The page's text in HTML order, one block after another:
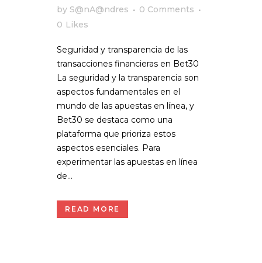
by S@nA@ndres
0 Comments
0 Likes
Seguridad y transparencia de las
transacciones financieras en Bet30
La seguridad y la transparencia son
aspectos fundamentales en el
mundo de las apuestas en línea, y
Bet30 se destaca como una
plataforma que prioriza estos
aspectos esenciales. Para
experimentar las apuestas en línea
de...
READ MORE